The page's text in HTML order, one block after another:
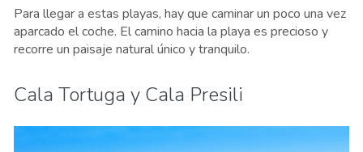
Para llegar a estas playas, hay que caminar un poco una vez
aparcado el coche. El camino hacia la playa es precioso y
recorre un paisaje natural único y tranquilo.
Cala Tortuga y Cala Presili